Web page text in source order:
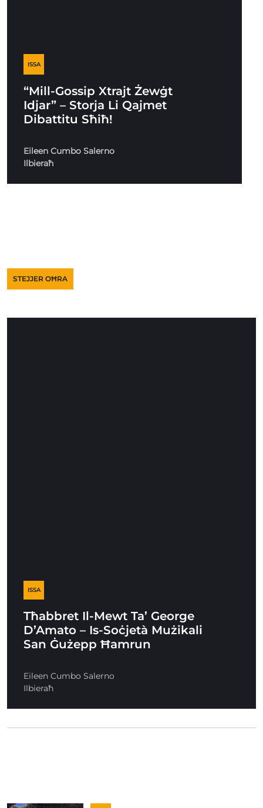
ISSA
“Mill-Gossip Xtrajt Żewġt
Idjar” – Storja Li Qajmet
Dibattitu Sħiħ!
Eileen Cumbo Salerno
Ilbieraħ
STEJJER OĦRA
ISSA
Tħabbret Il-Mewt Ta’ George
D’Amato – Is-Soċjetà Mużikali
San Ġużepp Ħamrun
Eileen Cumbo Salerno
Ilbieraħ